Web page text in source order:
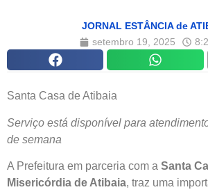
JORNAL ESTÂNCIA de
setembro 19, 2025
Santa Casa de Atibaia
Serviço está disponível para
de semana
A Prefeitura em parceria com a Santa
Misericórdia de Atibaia, traz uma